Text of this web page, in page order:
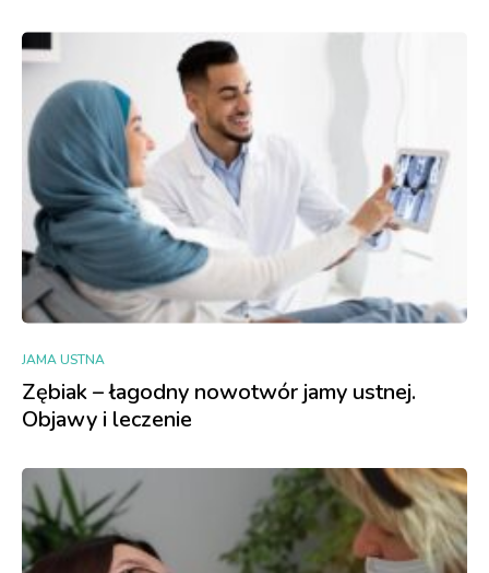
JAMA USTNA
Zębiak – łagodny nowotwór jamy ustnej.
Objawy i leczenie